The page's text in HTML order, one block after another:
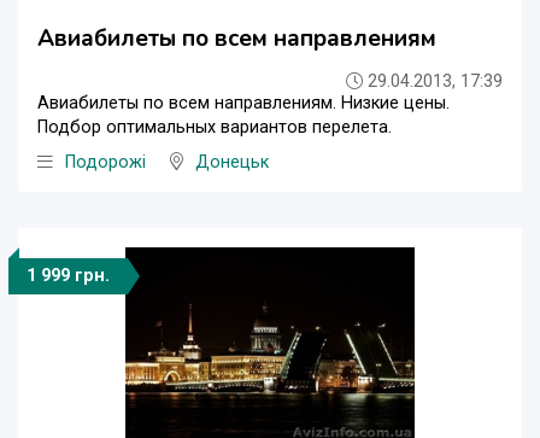
Авиабилеты по всем направлениям
29.04.2013, 17:39
Авиабилеты по всем направлениям. Низкие цены.
Подбор оптимальных вариантов перелета.
Подорожі
Донецьк
1 999 грн.